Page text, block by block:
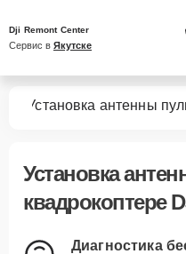
Dji Remont Center
Сервис в Якутске
Установка антенны
Установка
квадрокоптере
Диагностика